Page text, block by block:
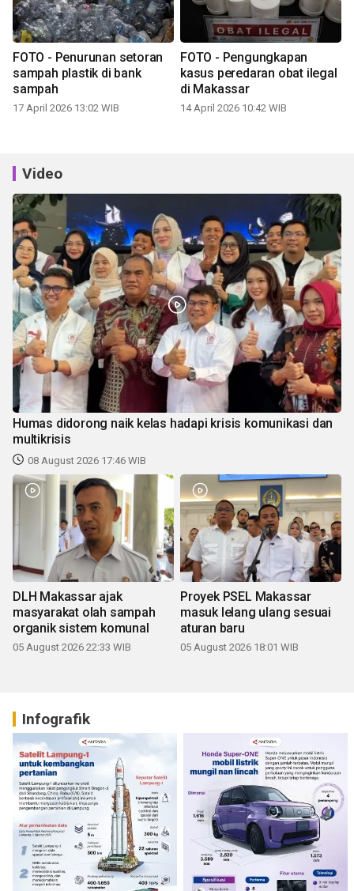
FOTO - Penurunan setoran
sampah plastik di bank
sampah
17 April 2026 13:02 WIB
FOTO - Pengungkapan
kasus peredaran obat ilegal
di Makassar
14 April 2026 10:42 WIB
Video
Humas didorong naik kelas hadapi krisis komunikasi dan
multikrisis
08 August 2026 17:46 WIB
DLH Makassar ajak
masyarakat olah sampah
organik sistem komunal
05 August 2026 22:33 WIB
Proyek PSEL Makassar
masuk lelang ulang sesuai
aturan baru
05 August 2026 18:01 WIB
Infografik